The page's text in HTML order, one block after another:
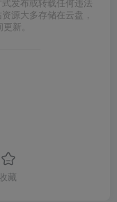
发布或转载任何违法
源大多存储在云盘，
新。
收藏